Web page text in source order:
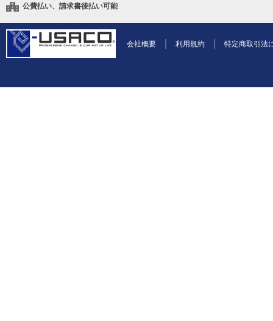
公費払い、請求書後払い可能
会社概要 利用規約 特定商取引法